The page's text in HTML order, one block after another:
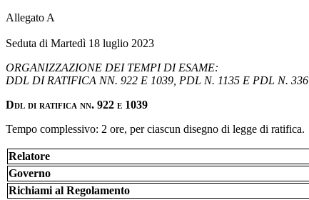
Allegato A
Seduta di Martedì 18 luglio 2023
ORGANIZZAZIONE DEI TEMPI DI ESAME:
DDL DI RATIFICA NN. 922 E 1039, PDL N. 1135 E PDL N. 336
Ddl di ratifica nn. 922 e 1039
Tempo complessivo: 2 ore, per ciascun disegno di legge di ratifica.
Relatore
Governo
Richiami al Regolamento